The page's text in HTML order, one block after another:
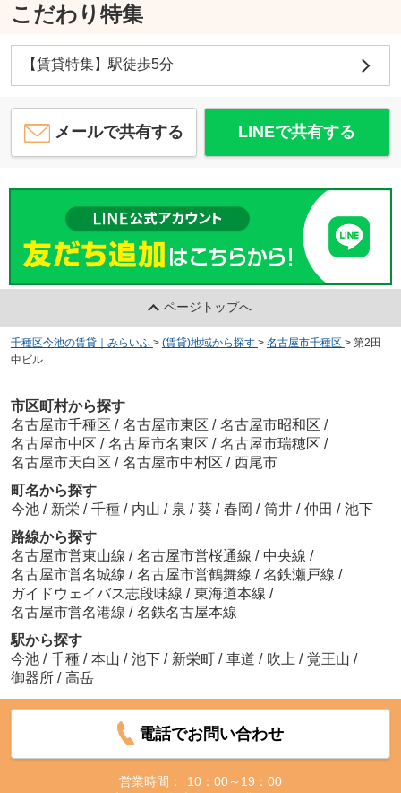
こだわり特集
【賃貸特集】駅徒歩5分
メールで共有する LINEで共有する
ページトップへ
千種区今池の賃貸｜みらいふ > (賃貸)地域から探す > 名古屋市千種区 > 第2田
中ビル
市区町村から探す
名古屋市千種区 / 名古屋市東区 / 名古屋市昭和区 /
名古屋市中区 / 名古屋市名東区 / 名古屋市瑞穂区 /
名古屋市天白区 / 名古屋市中村区 / 西尾市
町名から探す
今池 / 新栄 / 千種 / 内山 / 泉 / 葵 / 春岡 / 筒井 / 仲田 / 池下
路線から探す
名古屋市営東山線 / 名古屋市営桜通線 / 中央線 /
名古屋市営名城線 / 名古屋市営鶴舞線 / 名鉄瀬戸線 /
ガイドウェイバス志段味線 / 東海道本線 /
名古屋市営名港線 / 名鉄名古屋本線
駅から探す
今池 / 千種 / 本山 / 池下 / 新栄町 / 車道 / 吹上 / 覚王山 /
御器所 / 高岳
電話でお問い合わせ
営業時間：
10：00～19：00